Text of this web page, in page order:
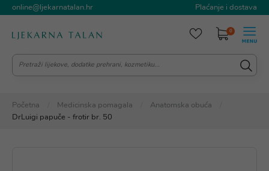
online@ljekarnatalan.hr Plaćanje i dostava
0
Početna Medicinska pomagala
Anatomska obuća
DrLuigi papuče - frotir br. 50